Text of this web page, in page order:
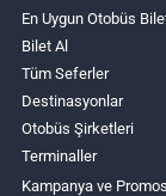
En Uygun Otobüs
Bilet Al
Tüm Seferler
Destinasyonlar
Otobüs Şirketleri
Terminaller
Kampanya ve